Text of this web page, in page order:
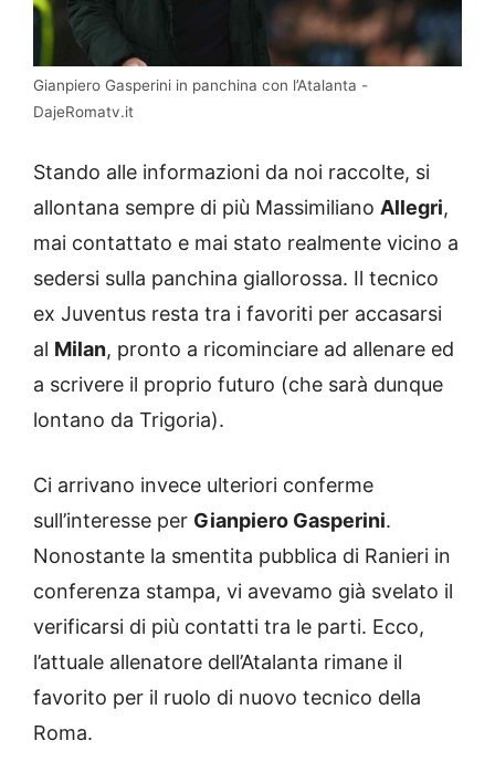
Gianpiero Gasperini in panchina con l’Atalanta -
DajeRomatv.it
Stando alle informazioni da noi raccolte, si
allontana sempre di più Massimiliano Allegri,
mai contattato e mai stato realmente vicino a
sedersi sulla panchina giallorossa. Il tecnico
ex Juventus resta tra i favoriti per accasarsi
al Milan, pronto a ricominciare ad allenare ed
a scrivere il proprio futuro (che sarà dunque
lontano da Trigoria).
Ci arrivano invece ulteriori conferme
sull’interesse per Gianpiero Gasperini.
Nonostante la smentita pubblica di Ranieri in
conferenza stampa, vi avevamo già svelato il
verificarsi di più contatti tra le parti. Ecco,
l’attuale allenatore dell’Atalanta rimane il
favorito per il ruolo di nuovo tecnico della
Roma.